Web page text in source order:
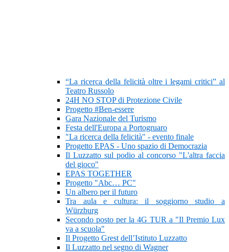
“La ricerca della felicità oltre i legami critici” al
Teatro Russolo
24H NO STOP di Protezione Civile
Progetto #Ben-essere
Gara Nazionale del Turismo
Festa dell'Europa a Portogruaro
"La ricerca della felicità" - evento finale
Progetto EPAS - Uno spazio di Democrazia
Il Luzzatto sul podio al concorso "L'altra faccia
del gioco"
EPAS TOGETHER
Progetto "Abc… PC"
Un albero per il futuro
Tra aula e cultura: il soggiorno studio a
Würzburg
Secondo posto per la 4G TUR a "Il Premio Lux
va a scuola"
Il Progetto Grest dell’Istituto Luzzatto
Il Luzzatto nel segno di Wagner